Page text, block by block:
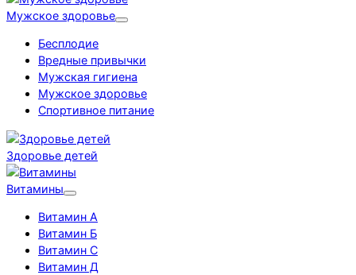
Мужское здоровье
Бесплодие
Вредные привычки
Мужская гигиена
Мужское здоровье
Спортивное питание
Здоровье детей
Витамины
Витамин А
Витамин Б
Витамин С
Витамин Д